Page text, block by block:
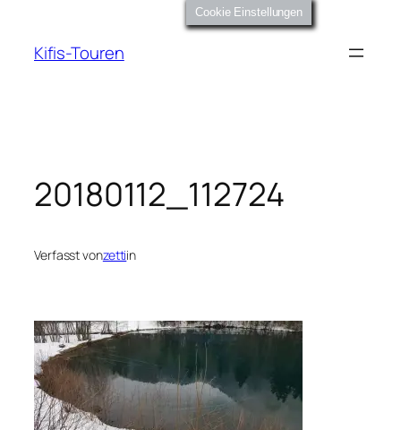
springen
Kifis-Touren
20180112_112724
Verfasst vonzettiin
Cookie Einstellungen